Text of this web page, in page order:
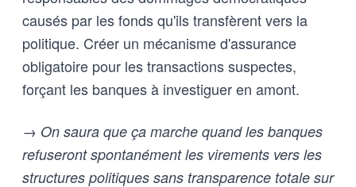
causés par les fonds qu'ils transfèrent vers la
politique. Créer un mécanisme d'assurance
obligatoire pour les transactions suspectes,
forçant les banques à investiguer en amont.
→ On saura que ça marche quand les banques
refuseront spontanément les virements vers les
structures politiques sans transparence totale sur